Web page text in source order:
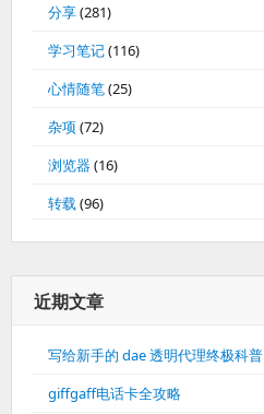
分享(281)
学习笔记(116)
心情随笔(25)
杂项 (72)
浏览器(16)
转载(96)
近期文章
写给新手的 dae 透明代理终极科普
giffgaff电话卡全攻略